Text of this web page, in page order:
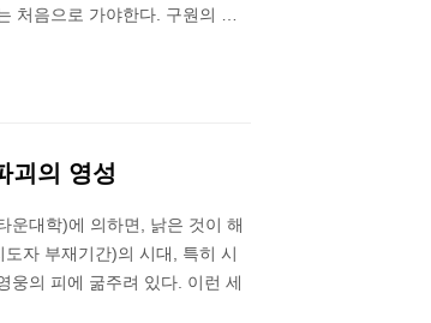
처음으로 가야한다. 구원의 …
괴의 영성
운대학)에 의하면, 낡은 것이 해
자 부재기간)의 시대, 특히 시
웅의 피에 굶주려 있다. 이런 세